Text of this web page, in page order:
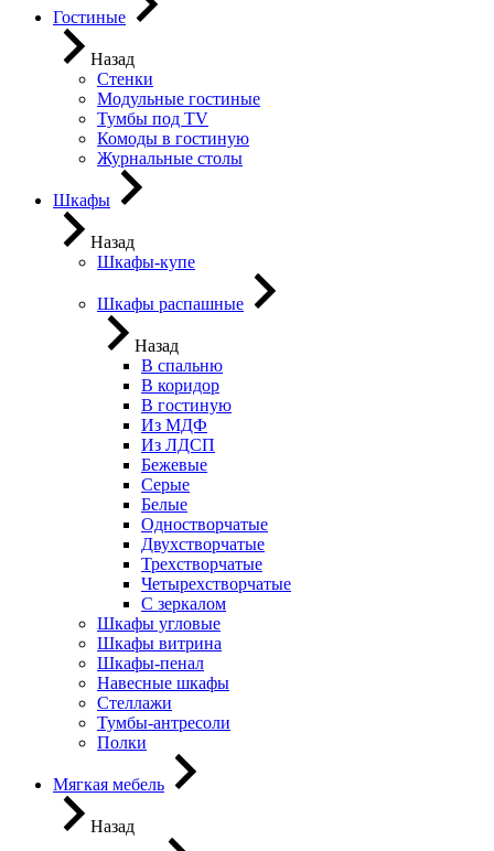
Гостиные
Назад
Стенки
Модульные гостиные
Тумбы под ТV
Комоды в гостиную
Журнальные столы
Шкафы
Назад
Шкафы-купе
Шкафы распашные
Назад
В спальню
В коридор
В гостиную
Из МДФ
Из ЛДСП
Бежевые
Серые
Белые
Одностворчатые
Двухстворчатые
Трехстворчатые
Четырехстворчатые
С зеркалом
Шкафы угловые
Шкафы витрина
Шкафы-пенал
Навесные шкафы
Стеллажи
Тумбы-антресоли
Полки
Мягкая мебель
Назад